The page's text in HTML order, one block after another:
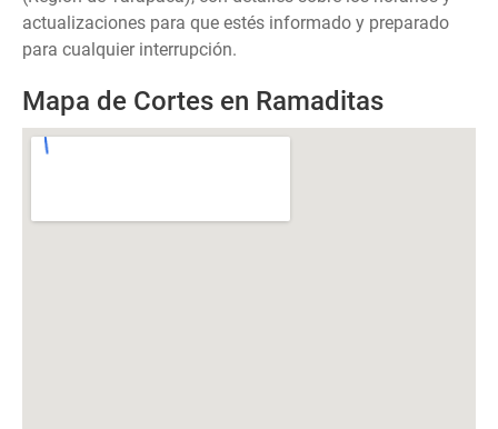
actualizaciones para que estés informado y preparado
para cualquier interrupción.
Mapa de Cortes en Ramaditas